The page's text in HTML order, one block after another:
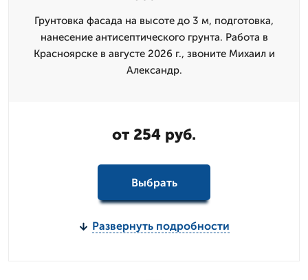
Грунтовка фасада на высоте до 3 м, подготовка,
нанесение антисептического грунта. Работа в
Красноярске в августе 2026 г., звоните Михаил и
Александр.
от 254 руб.
Выбрать
Развернуть подробности